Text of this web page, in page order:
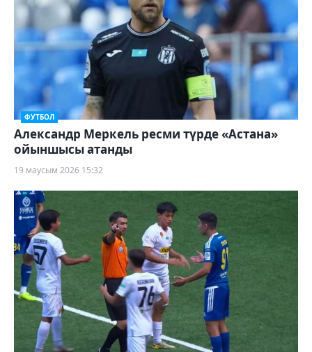
ФУТБОЛ
Александр Меркель ресми түрде «Астана»
ойыншысы атанды
19 маусым 2026 15:32